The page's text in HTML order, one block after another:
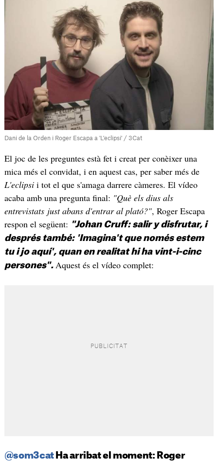
Dani de la Orden i Roger Escapa a 'L'eclipsi' / 3Cat
El joc de les preguntes està fet i creat per conèixer una
mica més el convidat, i en aquest cas, per saber més de
L'eclipsii tot el que s'amaga darrere càmeres. El vídeo
acaba amb una pregunta final: "Què els dius als
entrevistats just abans d'entrar al plató?", Roger Escapa
respon el següent: "Johan Cruff: salir y disfrutar, i
després també: 'Imagina't que només estem
tu i jo aquí', quan en realitat hi ha vint-i-cinc
persones". Aquest és el vídeo complet:
@som3catHa arribat el moment: Roger